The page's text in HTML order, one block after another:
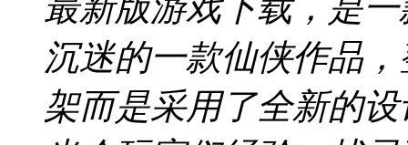
沉迷的一款仙侠作品
架而是采用了全新的